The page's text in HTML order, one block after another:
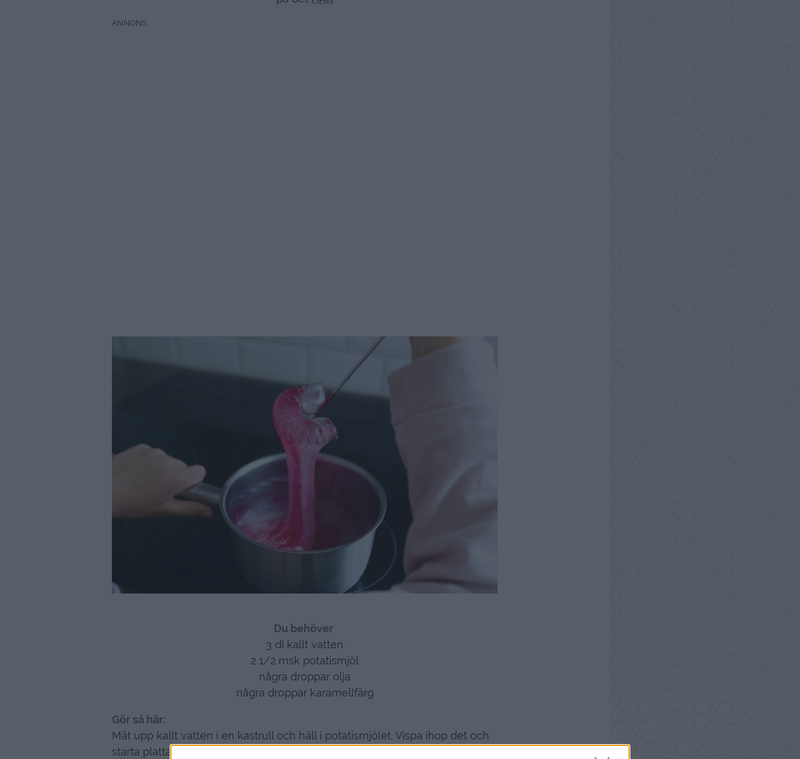
Du behöver
3 dl kallt vatten
2 1/2 msk potatismjöl
några droppar olja
några droppar karamellfärg
Gör så här:
Mät upp kallt vatten i en kastrull och häll i potatismjölet. Vispa ihop det och
starta plattan. Låt det sjuda upp och koka sammans till en tjock smet ( det